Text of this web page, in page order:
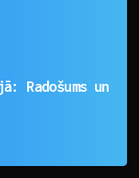
Radošums un